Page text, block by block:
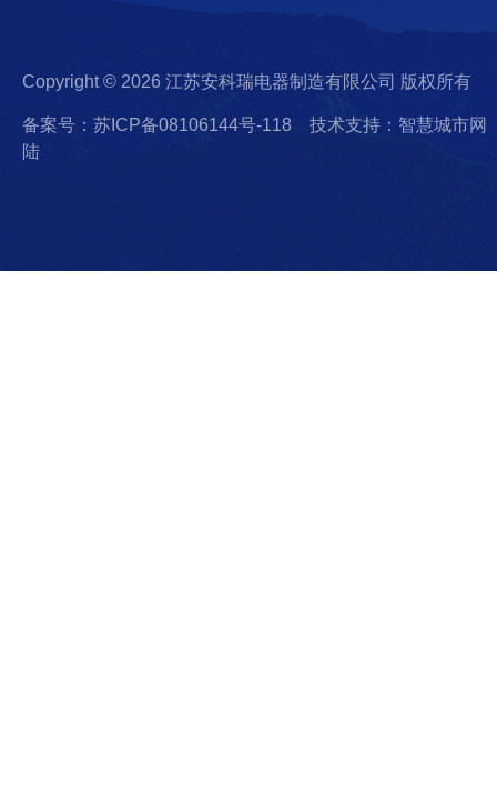
Copyright © 2026 江苏安科瑞电器制造有限公司 版权所有
备案号：苏ICP备08106144号-118
技术支持：智慧城市网
陆